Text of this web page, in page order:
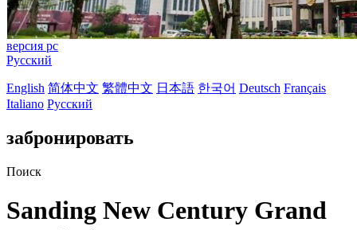
версия pc
Русский
English 简体中文 繁體中文 日本語 한국어 Deutsch Français
Italiano Русский
забронировать
Поиск
Sanding New Century Grand